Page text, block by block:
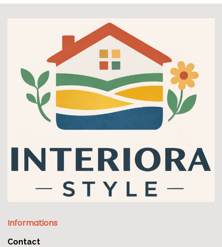
Informations
Contact